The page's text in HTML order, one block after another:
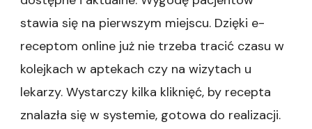
stawia się na pierwszym miejscu. Dzięki e-
receptom online już nie trzeba tracić czasu w
kolejkach w aptekach czy na wizytach u
lekarzy. Wystarczy kilka kliknięć, by recepta
znalazła się w systemie, gotowa do realizacji.